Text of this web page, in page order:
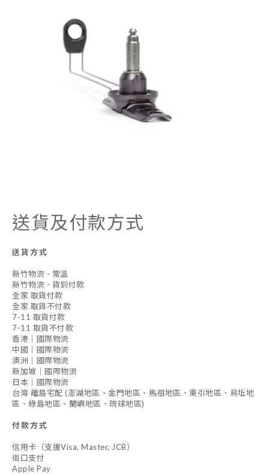
送貨及付款方式
送貨方式
新竹物流 - 常溫
新竹物流 - 貨到付款
全家 取貨付款
全家 取貨不付款
7-11 取貨付款
7-11 取貨不付款
香港｜國際物流
中國｜國際物流
澳洲｜國際物流
新加坡｜國際物流
日本｜國際物流
台灣 離島宅配 (澎湖地區、金門地區、馬祖地區、東引地區、烏坵地
區、綠島地區、蘭嶼地區、琉球地區)
付款方式
信用卡（支援Visa, Master, JCB）
街口支付
Apple Pay